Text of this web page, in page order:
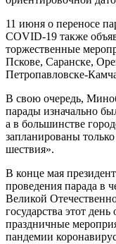
11 июня о переносе
COVID-19 также
торжественные
Пскове, Саранске,
Петропавловске-
В свою очередь,
парады изначально
а в большинстве
запланированы
шествия».
В конце мая
проведения парада в
Великой
государства этот
праздничные
пандемии